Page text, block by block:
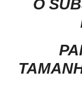
O